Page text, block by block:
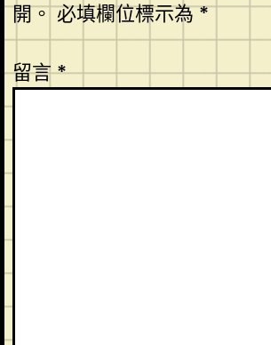
開。必填欄位標示為*
留言*